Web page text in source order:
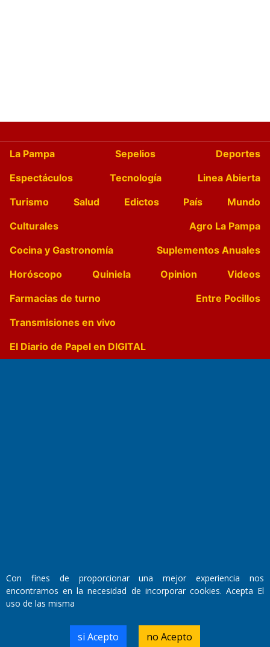
La Pampa Sepelios
Deportes
Espectáculos
Tecnología
Linea Abierta
Turismo
Salud Edictos País
Mundo
Culturales
Agro La Pampa
Cocina y Gastronomía
Suplementos Anuales
Horóscopo
Quiniela Opinion
Videos
Farmacias de turno
Entre Pocillos
Transmisiones en vivo
El Diario de Papel en DIGITAL
Director Periodístico:
Walter René Goñi
Domicilio Legal: José Ingenieros 855,
Santa Rosa, La Pampa.
Con fines de proporcionar una mejor experiencia nos
encontramos en la necesidad de incorporar cookies. Acepta El
uso de las misma
si Acepto no Acepto